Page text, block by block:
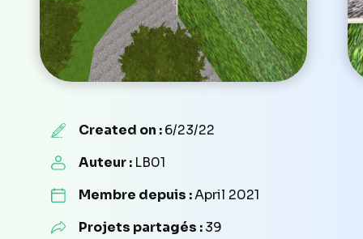
Created on :6/23/22
Auteur : LB01
Membre depuis :April 2021
Projets partagés :39